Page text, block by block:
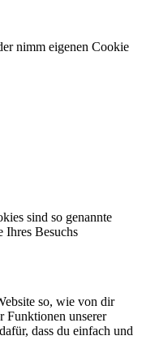
nimm eigenen Cookie
sind so genannte
Ihres Besuchs
so, wie von dir
Funktionen unserer
dass du einfach und